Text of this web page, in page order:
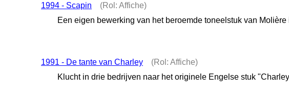
1994 - Scapin
(Rol: Affiche)
Een eigen bewerking van het beroemde toneelstuk van
1991 - De tante van Charley
(Rol: Affiche)
Klucht in drie bedrijven naar het originele Engelse stuk